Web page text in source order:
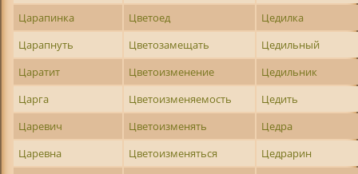
Царапинка
Цветоед
Цедилка
Царапнуть
Цветозамещать
Цедильный
Царатит
Цветоизменение
Цедильник
Царга
Цветоизменяемость
Цедить
Царевич
Цветоизменять
Цедра
Царевна
Цветоизменяться
Цедрарин